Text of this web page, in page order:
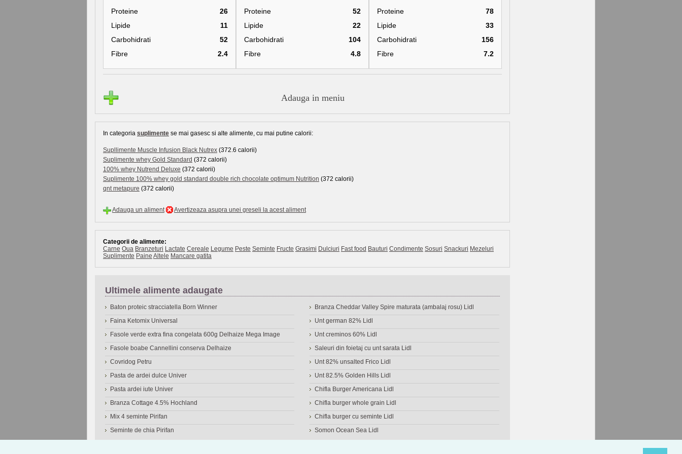
Proteine
26
Lipide
11
Carbohidrati
52
Fibre
2.4
Proteine
52
Lipide
22
Carbohidrati
104
Fibre
4.8
Proteine
78
Lipide
33
Carbohidrati
156
Fibre
7.2
Adauga in meniu
In categoria suplimente se mai gasesc si alte alimente, cu mai putine calorii:
Supllimente Muscle Infusion Black Nutrex (372.6 calorii)
Suplimente whey Gold Standard (372 calorii)
100% whey Nutrend Deluxe (372 calorii)
Suplimente 100% whey gold standard double rich chocolate optimum Nutrition (372 calorii)
qnt metapure (372 calorii)
Adauga un aliment Avertizeaza asupra unei greseli la acest aliment
Categorii de alimente:
Carne Oua Branzeturi Lactate Cereale Legume Peste Seminte Fructe Grasimi Dulciuri Fast food Bauturi Condimente Sosuri Snackuri Mezeluri
Suplimente Paine Altele Mancare gatita
Ultimele alimente adaugate
Baton proteic stracciatella Born Winner
Faina Ketomix Universal
Fasole verde extra fina congelata 600g Delhaize Mega Image
Fasole boabe Cannellini conserva Delhaize
Covridog Petru
Pasta de ardei dulce Univer
Pasta ardei iute Univer
Branza Cottage 4.5% Hochland
Mix 4 seminte Pirifan
Seminte de chia Pirifan
Branza Cheddar Valley Spire maturata (ambalaj rosu) Lidl
Unt german 82% Lidl
Unt creminos 60% Lidl
Saleuri din foietaj cu unt sarata Lidl
Unt 82% unsalted Frico Lidl
Unt 82.5% Golden Hills Lidl
Chifla Burger Americana Lidl
Chifla burger whole grain Lidl
Chifla burger cu seminte Lidl
Somon Ocean Sea Lidl